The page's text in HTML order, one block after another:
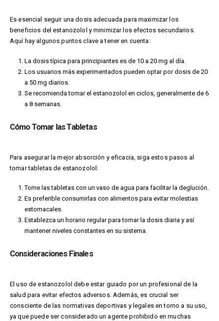
Es esencial seguir una dosis adecuada para maximizar los
beneficios del estanozolol y minimizar los efectos secundarios.
Aquí hay algunos puntos clave a tener en cuenta:
La dosis típica para principiantes es de 10 a 20 mg al día.
Los usuarios más experimentados pueden optar por dosis de 20
a 50 mg diarios.
Se recomienda tomar el estanozolol en ciclos, generalmente de 6
a 8 semanas.
Cómo Tomar las Tabletas
Para asegurar la mejor absorción y eficacia, siga estos pasos al
tomar tabletas de estanozolol:
Tome las tabletas con un vaso de agua para facilitar la deglución.
Es preferible consumirlas con alimentos para evitar molestias
estomacales.
Establezca un horario regular para tomar la dosis diaria y así
mantener niveles constantes en su sistema.
Consideraciones Finales
El uso de estanozolol debe estar guiado por un profesional de la
salud para evitar efectos adversos. Además, es crucial ser
consciente de las normativas deportivas y legales en torno a su uso,
ya que puede ser considerado un agente prohibido en muchas